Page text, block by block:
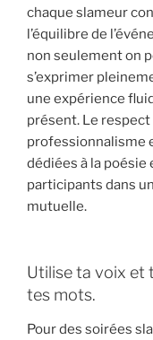
chaque slameur
l’équilibre de
non seulement on
s’exprimer
une expérience
présent. Le
professionnalisme
dédiées à la
participants dans
mutuelle.
Utilise ta voix et
tes mots.
Pour des soirées